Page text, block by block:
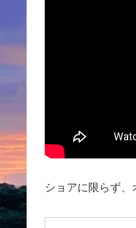
ショアに限らず、